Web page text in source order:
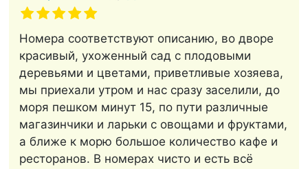
Номера соответствуют описанию, во дворе
красивый, ухоженный сад с плодовыми
деревьями и цветами, приветливые хозяева,
мы приехали утром и нас сразу заселили, до
моря пешком минут 15, по пути различные
магазинчики и ларьки с овощами и фруктами,
а ближе к морю большое количество кафе и
ресторанов. В номерах чисто и есть всё